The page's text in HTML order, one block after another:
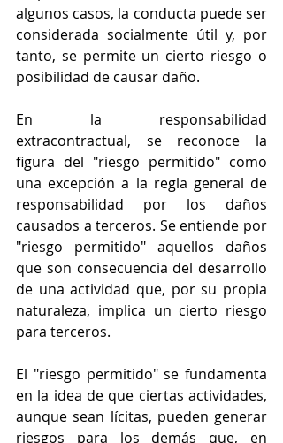
algunos casos, la conducta puede ser
considerada socialmente útil y, por
tanto, se permite un cierto riesgo o
posibilidad de causar daño.
En la responsabilidad
extracontractual, se reconoce la
figura del "riesgo permitido" como
una excepción a la regla general de
responsabilidad por los daños
causados a terceros. Se entiende por
"riesgo permitido" aquellos daños
que son consecuencia del desarrollo
de una actividad que, por su propia
naturaleza, implica un cierto riesgo
para terceros.
El "riesgo permitido" se fundamenta
en la idea de que ciertas actividades,
aunque sean lícitas, pueden generar
riesgos para los demás que, en